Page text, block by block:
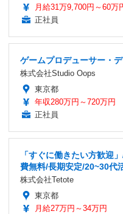
月給31万9,700円～60万
正社員
ゲームプロデューサー・
株式会社Studio Oops
東京都
年収280万円～720万円
正社員
「すぐに働きたい方歓迎
費無料/長期安定/20~30代
株式会社Tetote
東京都
月給27万円～34万円